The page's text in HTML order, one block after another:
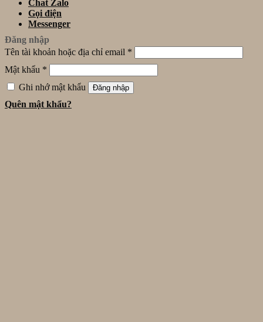
Chat Zalo
Gọi điện
Messenger
Đăng nhập
Tên tài khoản hoặc địa chỉ email *
Mật khẩu *
Ghi nhớ mật khẩu
Đăng nhập
Quên mật khẩu?